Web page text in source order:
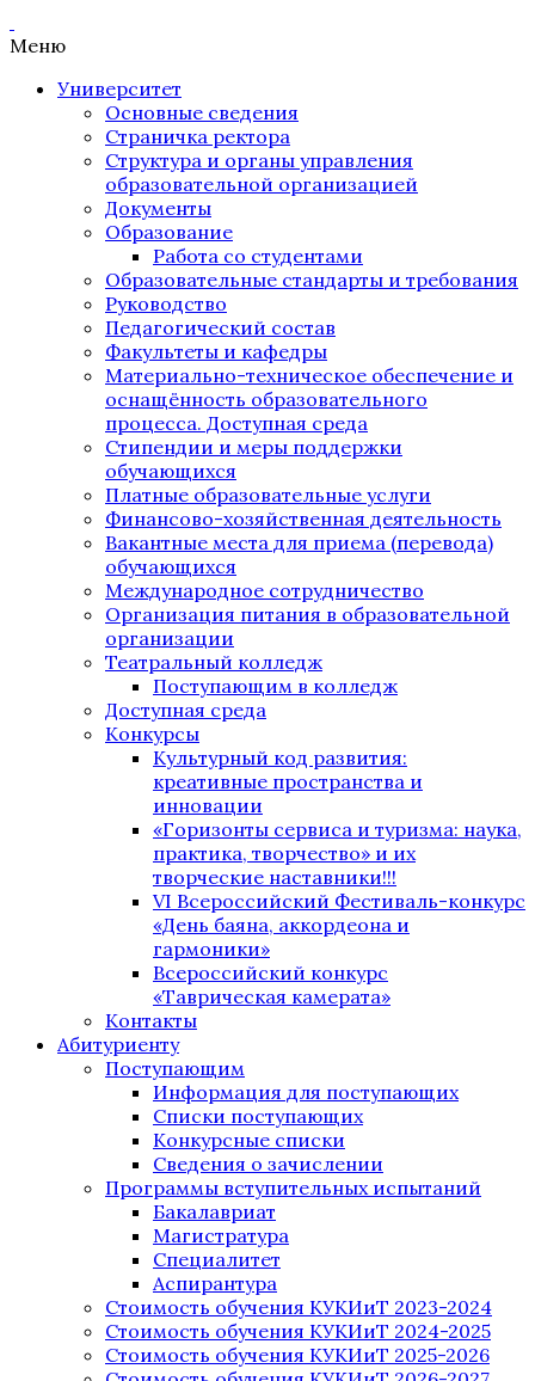
Меню
Университет
Основные сведения
Страничка ректора
Структура и органы управления
образовательной организацией
Документы
Образование
Работа со студентами
Образовательные стандарты и требования
Руководство
Педагогический состав
Факультеты и кафедры
Материально-техническое обеспечение и
оснащённость образовательного
процесса. Доступная среда
Стипендии и меры поддержки
обучающихся
Платные образовательные услуги
Финансово-хозяйственная деятельность
Вакантные места для приема (перевода)
обучающихся
Международное сотрудничество
Организация питания в образовательной
организации
Театральный колледж
Поступающим в колледж
Доступная среда
Конкурсы
Культурный код развития:
креативные пространства и
инновации
«Горизонты сервиса и туризма: наука,
практика, творчество» и их
творческие наставники!!!
VI Всероссийский Фестиваль-конкурс
«День баяна, аккордеона и
гармоники»
Всероссийский конкурс
«Таврическая камерата»
Контакты
Абитуриенту
Поступающим
Информация для поступающих
Списки поступающих
Конкурсные списки
Сведения о зачислении
Программы вступительных испытаний
Бакалавриат
Магистратура
Специалитет
Аспирантура
Стоимость обучения КУКИиТ 2023-2024
Стоимость обучения КУКИиТ 2024-2025
Стоимость обучения КУКИиТ 2025-2026